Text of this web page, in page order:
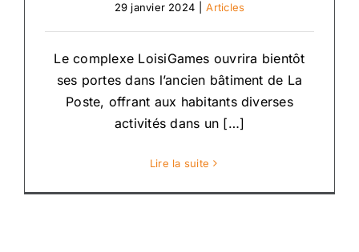
29 janvier 2024 Articles
Le complexe LoisiGames ouvrira bientôt
ses portes dans l’ancien bâtiment de La
Poste, offrant aux habitants diverses
activités dans un […]
Lire la suite